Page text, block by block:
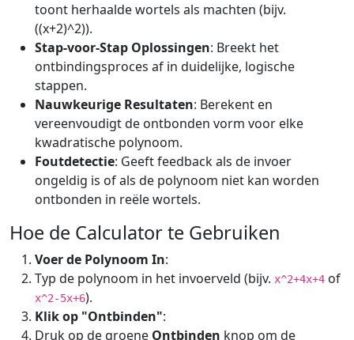
toont herhaalde wortels als machten (bijv.
((x+2)^2)).
Stap-voor-Stap Oplossingen: Breekt het
ontbindingsproces af in duidelijke, logische
stappen.
Nauwkeurige Resultaten: Berekent en
vereenvoudigt de ontbonden vorm voor elke
kwadratische polynoom.
Foutdetectie: Geeft feedback als de invoer
ongeldig is of als de polynoom niet kan worden
ontbonden in reële wortels.
Hoe de Calculator te Gebruiken
Voer de Polynoom In:
Typ de polynoom in het invoerveld (bijv. x^2+4x+4 of
x^2-5x+6).
Klik op "Ontbinden":
Druk op de groene Ontbinden knop om de